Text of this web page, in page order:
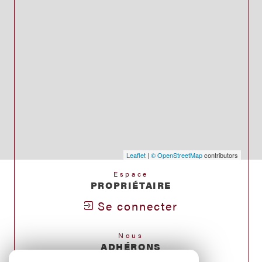
Leaflet | © OpenStreetMapcontributors
Espace
PROPRIÉTAIRE
Se connecter
Nous
ADHÉRONS